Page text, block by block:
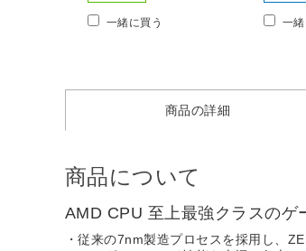
一緒に買う 一緒
商品の詳細
商品について
AMD CPU 至上最強クラスのゲ
・従来の7nm製造プロセスを採用し、